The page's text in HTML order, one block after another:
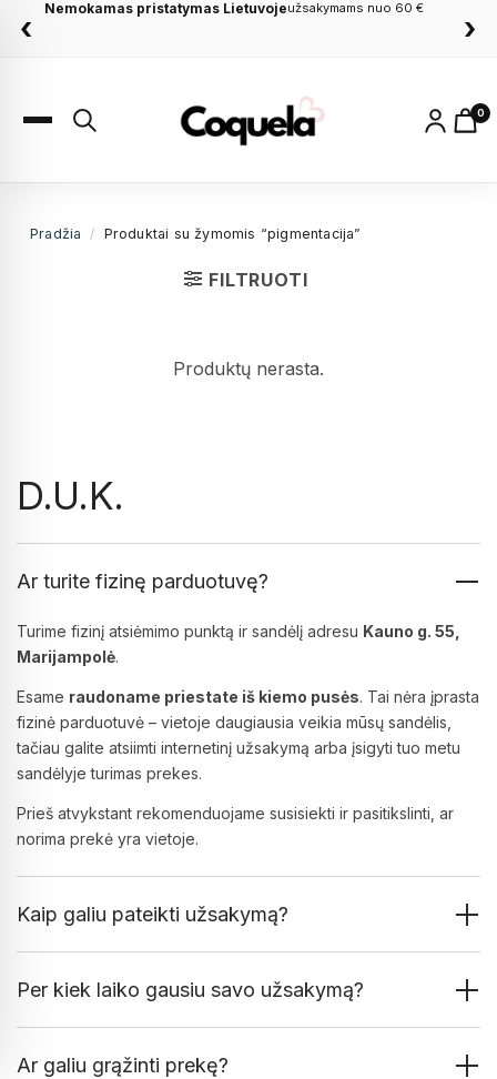
‹
Nemokamas pristatymas Lietuvojeužsakymams nuo 60 €
›
0
Pradžia / Produktai su žymomis “pigmentacija”
FILTRUOTI
Produktų nerasta.
D.U.K.
Ar turite fizinę parduotuvę?
Turime fizinį atsiėmimo punktą ir sandėlį adresu Kauno g. 55,
Marijampolė.
Esame raudoname priestate iš kiemo pusės. Tai nėra įprasta
fizinė parduotuvė – vietoje daugiausia veikia mūsų sandėlis,
tačiau galite atsiimti internetinį užsakymą arba įsigyti tuo metu
sandėlyje turimas prekes.
Prieš atvykstant rekomenduojame susisiekti ir pasitikslinti, ar
norima prekė yra vietoje.
Kaip galiu pateikti užsakymą?
Per kiek laiko gausiu savo užsakymą?
Ar galiu grąžinti prekę?